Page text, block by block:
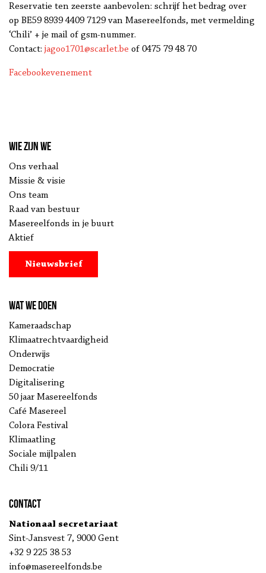
Reservatie ten zeerste aanbevolen: schrijf het bedrag over
op BE59 8939 4409 7129 van Masereelfonds, met vermelding
‘Chili’ + je mail of gsm-nummer.
Contact: jagoo1701@scarlet.be of 0475 79 48 70
Facebookevenement
Wie zijn we
Ons verhaal
Missie & visie
Ons team
Raad van bestuur
Masereelfonds in je buurt
Aktief
Nieuwsbrief
Wat we doen
Kameraadschap
Klimaatrechtvaardigheid
Onderwijs
Democratie
Digitalisering
50 jaar Masereelfonds
Café Masereel
Colora Festival
Klimaatling
Sociale mijlpalen
Chili 9/11
Contact
Nationaal secretariaat
Sint-Jansvest 7, 9000 Gent
+32 9 225 38 53
info@masereelfonds.be